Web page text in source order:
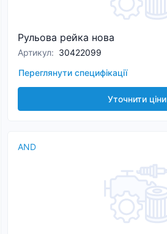
Рульова рейка нова
Артикул: 30422099
Переглянути специфікації
Уточнити ціни
AND